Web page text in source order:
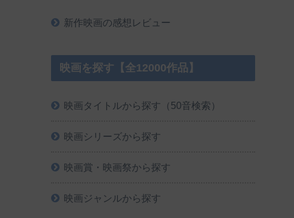
新作映画の感想レビュー
映画を探す【全12000作品】
映画タイトルから探す（50音検索）
映画シリーズから探す
映画賞・映画祭から探す
映画ジャンルから探す